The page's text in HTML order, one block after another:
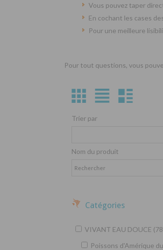
Vous pouvez taper
En cochant les cases
Pour une meilleure
Pour tout questions, vous
Trier par
Nom du produit
Catégories
VIVANT EAU DOUCE
Poissons d'Amérique